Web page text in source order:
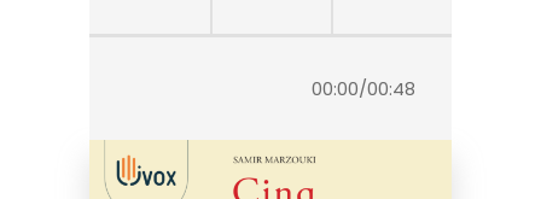
00:00/00:48